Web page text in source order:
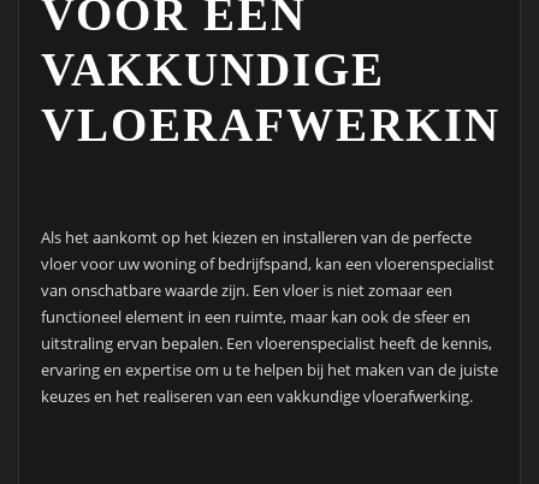
VOOR EEN
VAKKUNDIGE
VLOERAFWERKING
Als het aankomt op het kiezen en installeren van de perfecte
vloer voor uw woning of bedrijfspand, kan een vloerenspecialist
van onschatbare waarde zijn. Een vloer is niet zomaar een
functioneel element in een ruimte, maar kan ook de sfeer en
uitstraling ervan bepalen. Een vloerenspecialist heeft de kennis,
ervaring en expertise om u te helpen bij het maken van de juiste
keuzes en het realiseren van een vakkundige vloerafwerking.